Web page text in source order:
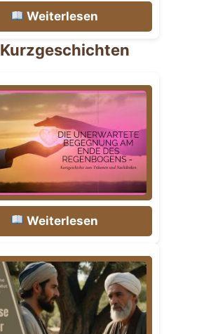
Weiterlesen
Kurzgeschichten
Weiterlesen